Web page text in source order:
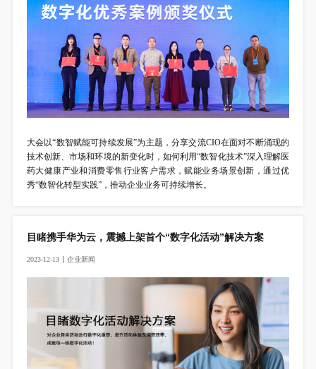
大会以“数智赋能可持续发展”为主题，分享交流CIO在面对不断涌现的
技术创新、市场和环境的新变化时，如何利用“数智化技术”深入理解医
药大健康产业和消费零售行业客户需求，赋能业务场景创新，通过优
秀“数智化转型实践”，推动企业业务可持续增长。
目睹携手华为云，震撼上架首个“数字化活动”解决方案
2023-12-13 企业新闻